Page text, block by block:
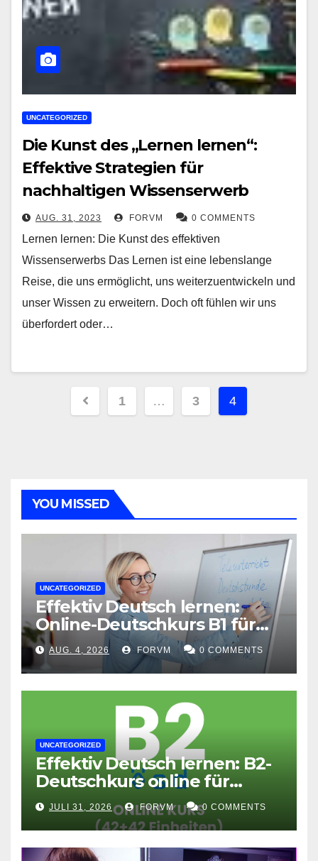
UNCATEGORIZED
Die Kunst des „Lernen lernen“:
Effektive Strategien für
nachhaltigen Wissenserwerb
AUG. 31, 2023 FORVM 0 COMMENTS
Lernen lernen: Die Kunst des effektiven
Wissenserwerbs Das Lernen ist eine lebenslange
Reise, die uns ermöglicht, uns weiterzuentwickeln und
unser Wissen zu erweitern. Doch oft fühlen wir uns
überfordert oder…
Seitennummerierung
1 … 3 4
YOU MISSED
UNCATEGORIZED
Effektiv Deutsch lernen:
Online-Deutschkurs B1 für
flexible Lernerfolge
AUG. 4, 2026 FORVM 0 COMMENTS
UNCATEGORIZED
Effektiv Deutsch lernen: B2-
Deutschkurs online für
Fortgeschrittene
JULI 31, 2026 FORVM 0 COMMENTS